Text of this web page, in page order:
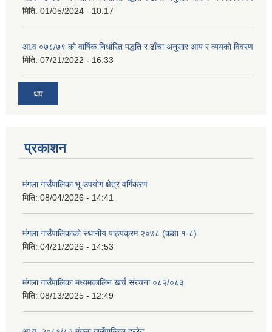
मिति: 01/05/2024 - 10:17
आ.व ०७८/७९ को वार्षिक निर्धारित पद्धति र ढाँचा अनुसार आय र व्ययको विवरण
मिति: 07/21/2022 - 16:33
थप
प्रकाशन
मंगला गाउँपालिका भू-उपयोग क्षेत्र वर्गिकरण
मिति: 08/04/2026 - 14:41
मंगला गाउँपालिकाको स्थानीय पाठ्यक्रम २०७८ (कक्षा १-८)
मिति: 04/21/2026 - 14:53
मंगला गाउँपालिका मध्यमकालिन खर्च संरचना ०८२/०८३
मिति: 08/13/2025 - 12:49